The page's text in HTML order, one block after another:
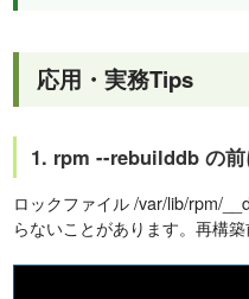
応用・実務Tips
1. rpm --rebuilddb の
ロックファイル /var/lib/rpm/
らないことがあります。再構築